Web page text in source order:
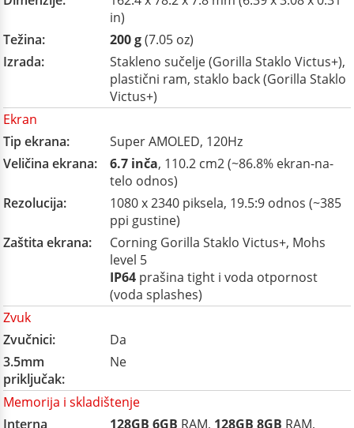
in)
Težina:
200 g(7.05 oz)
Izrada:
Stakleno sučelje (Gorilla Staklo Victus+),
plastični ram, staklo back (Gorilla Staklo
Victus+)
Ekran
Tip ekrana:
Super AMOLED, 120Hz
Veličina ekrana:
6.7 inča, 110.2 cm2 (~86.8% ekran-na-
telo odnos)
Rezolucija:
1080 x 2340 piksela, 19.5:9 odnos (~385
ppi gustine)
Zaštita ekrana:
Corning Gorilla Staklo Victus+, Mohs
level 5
IP64 prašina tight i voda otpornost
(voda splashes)
Zvuk
Zvučnici:
Da
3.5mm
priključak:
Ne
Memorija i skladištenje
Interna
128GB 6GB RAM, 128GB 8GB RAM,